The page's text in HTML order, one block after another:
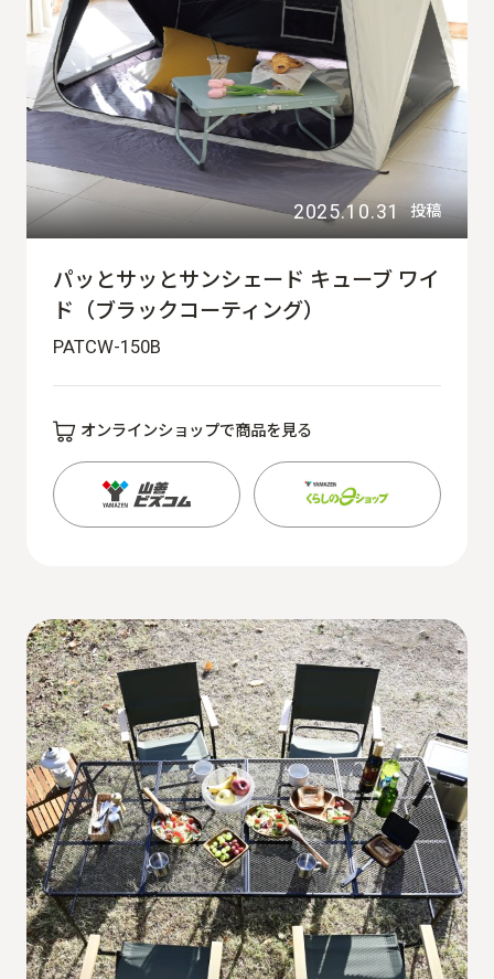
2025.10.31 投稿
パッとサッとサンシェード キューブ ワイ
ド（ブラックコーティング）
PATCW-150B
オンラインショップで商品を見る